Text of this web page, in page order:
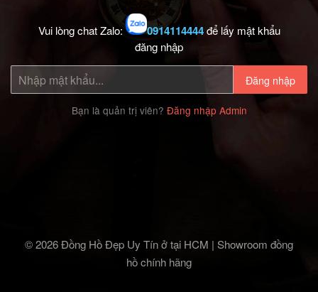
Vui lòng chat Zalo: 0914114444để lấy mật khẩu
đăng nhập
Đăng nhập
Bạn là quản trị viên? Đăng nhập Admin
© 2026 Đồng Hồ Đẹp Uy Tín ở tại HCM | Showroom đồng
hồ chính hãng‎